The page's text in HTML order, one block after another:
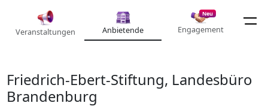
Veranstaltungen Anbietende
Neu
Engagement
Friedrich-Ebert-Stiftung, Landesbüro
Brandenburg